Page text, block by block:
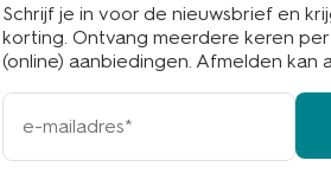
Schrijf je in voor de nieuwsbrief en
korting. Ontvang meerdere keren
(online) aanbiedingen. Afmelden kan
e-
mailadres